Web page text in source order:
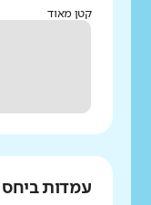
קטן מאוד
עמדות